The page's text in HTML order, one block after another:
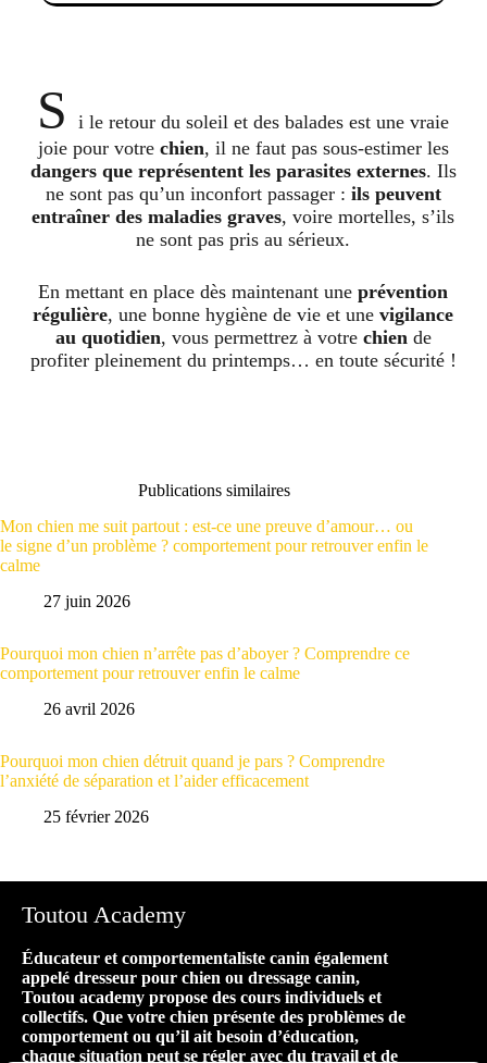
S
i le retour du soleil et des balades est une vraie
joie pour votre chien, il ne faut pas sous-estimer les
dangers que représentent les parasites externes. Ils
ne sont pas qu’un inconfort passager : ils peuvent
entraîner des maladies graves, voire mortelles, s’ils
ne sont pas pris au sérieux.
En mettant en place dès maintenant uneprévention
régulière, une bonne hygiène de vie et unevigilance
au quotidien, vous permettrez à votre chiende
profiter pleinement du printemps… en toute sécurité !
Publications similaires
Mon chien me suit partout : est-ce une preuve d’amour… ou
le signe d’un problème ? comportement pour retrouver enfin le
calme
27 juin 2026
Pourquoi mon chien n’arrête pas d’aboyer ? Comprendre ce
comportement pour retrouver enfin le calme
26 avril 2026
Pourquoi mon chien détruit quand je pars ? Comprendre
l’anxiété de séparation et l’aider efficacement
25 février 2026
Toutou Academy
Éducateur et comportementaliste canin également
appelé dresseur pour chien ou dressage canin,
Toutou academy propose des cours individuels et
collectifs. Que votre chien présente des problèmes de
comportement ou qu’il ait besoin d’éducation,
chaque situation peut se régler avec du travail et de